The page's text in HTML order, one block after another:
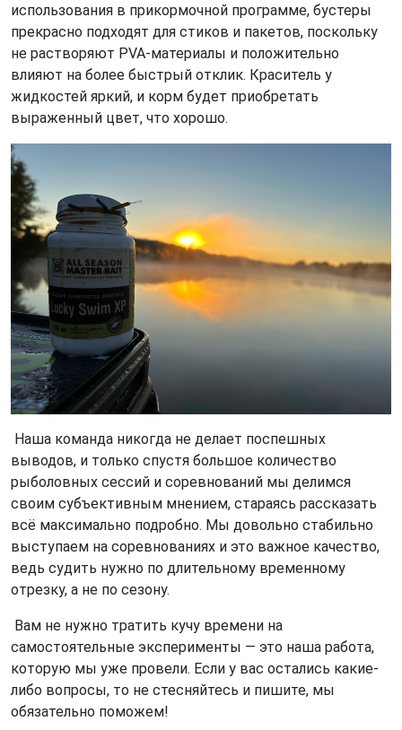
использования в прикормочной программе, бустеры
прекрасно подходят для стиков и пакетов, поскольку
не растворяют PVA-материалы и положительно
влияют на более быстрый отклик. Краситель у
жидкостей яркий, и корм будет приобретать
выраженный цвет, что хорошо.
Наша команда никогда не делает поспешных
выводов, и только спустя большое количество
рыболовных сессий и соревнований мы делимся
своим субъективным мнением, стараясь рассказать
всё максимально подробно. Мы довольно стабильно
выступаем на соревнованиях и это важное качество,
ведь судить нужно по длительному временному
отрезку, а не по сезону.
Вам не нужно тратить кучу времени на
самостоятельные эксперименты — это наша работа,
которую мы уже провели. Если у вас остались какие-
либо вопросы, то не стесняйтесь и пишите, мы
обязательно поможем!